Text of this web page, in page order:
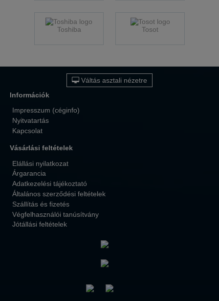
Toshiba Tosot
Váltás asztali nézetre
Információk
Impresszum (céginfo)
Nyitvatartás
Kapcsolat
Vásárlási feltételek
Elállási nyilatkozat
Árgarancia
Adatkezelési tájékoztató
Általános szerződési feltételek
Szállítás és fizetés
Végfelhasználói tanúsítvány
Jótállási feltételek